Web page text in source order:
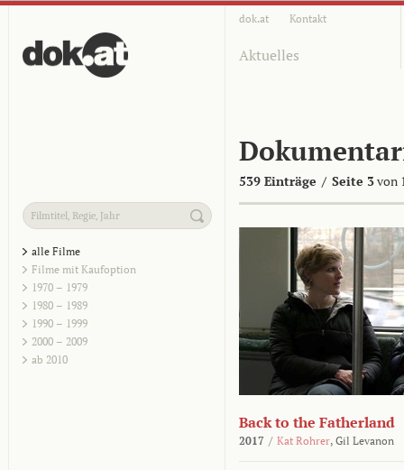
dok.at Kontakt
Aktuelles
539 Einträge / Seite 3von
alle Filme
Filme mit Kaufoption
1970 – 1979
1980 – 1989
1990 – 1999
2000 – 2009
ab 2010
Back to the Fatherland
2017 / Kat Rohrer, Gil Levanon